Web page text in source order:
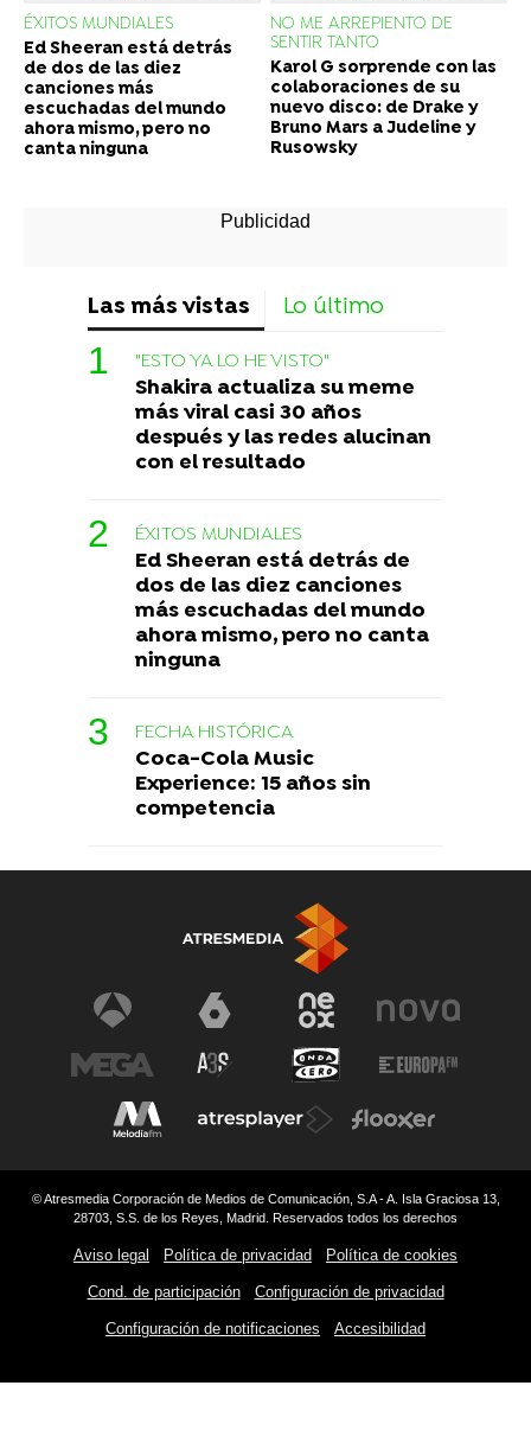
ÉXITOS MUNDIALES
Ed Sheeran está detrás
de dos de las diez
canciones más
escuchadas del mundo
ahora mismo, pero no
canta ninguna
NO ME ARREPIENTO DE
SENTIR TANTO
Karol G sorprende con las
colaboraciones de su
nuevo disco: de Drake y
Bruno Mars a Judeline y
Rusowsky
Las más vistas Lo último
"ESTO YA LO HE VISTO"
Shakira actualiza su meme
más viral casi 30 años
después y las redes alucinan
con el resultado
ÉXITOS MUNDIALES
Ed Sheeran está detrás de
dos de las diez canciones
más escuchadas del mundo
ahora mismo, pero no canta
ninguna
FECHA HISTÓRICA
Coca-Cola Music
Experience: 15 años sin
competencia
© Atresmedia Corporación de Medios de Comunicación, S.A - A. Isla Graciosa 13,
28703, S.S. de los Reyes, Madrid. Reservados todos los derechos
Aviso legal Política de privacidad Política de cookies
Cond. de participación Configuración de privacidad
Configuración de notificaciones Accesibilidad